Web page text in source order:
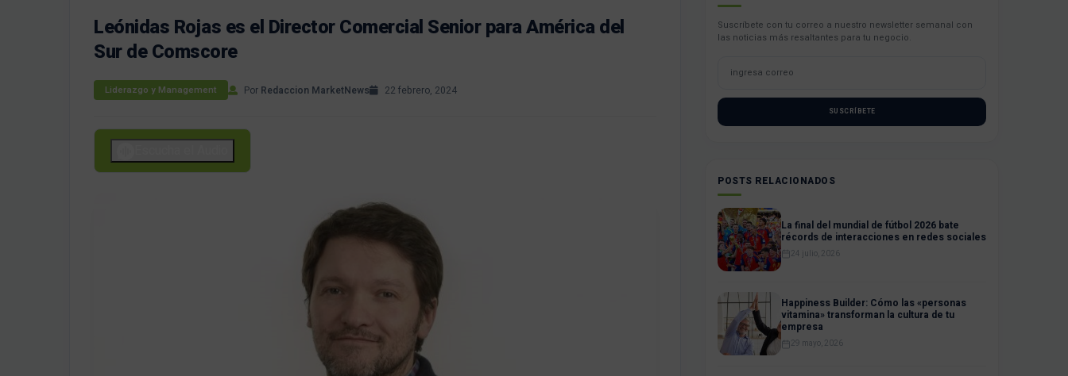
Leónidas Rojas es el Director Comercial Senior para América del
Sur de Comscore
Liderazgo y Management Por Redaccion MarketNews 22 febrero, 2024
Suscríbete con tu correo a nuestro newsletter semanal con
las noticias más resaltantes para tu negocio.
SUSCRÍBETE
POSTS RELACIONADOS
La final del mundial de fútbol 2026 bate
récords de interacciones en redes sociales
24 julio, 2026
Happiness Builder: Cómo las «personas
vitamina» transforman la cultura de tu
empresa
29 mayo, 2026